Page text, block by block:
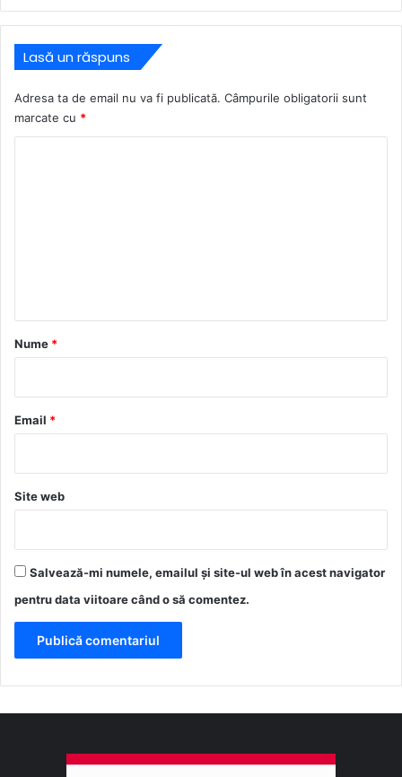
Lasă un răspuns
Adresa ta de email nu va fi publicată. Câmpurile obligatorii sunt
marcate cu *
r
*
Nume *
Email *
Site web
Salvează-mi numele, emailul și site-ul web în acest navigator
pentru data viitoare când o să comentez.